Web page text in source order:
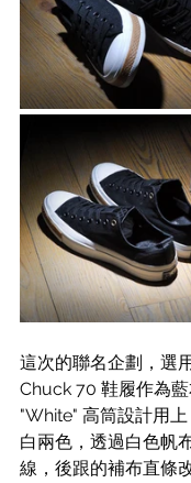
這次的聯名企劃，選
Chuck 70 鞋履作為
"White" 高筒設計用
白兩色，透過白色帆
線，後跟的補布直條